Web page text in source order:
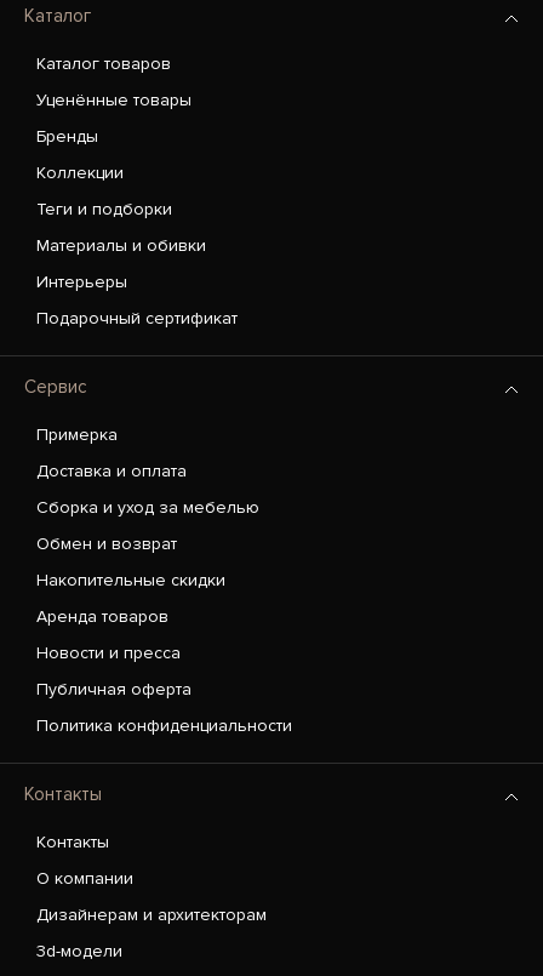
Каталог
Каталог товаров
Уценённые товары
Бренды
Коллекции
Теги и подборки
Материалы и обивки
Интерьеры
Подарочный сертификат
Сервис
Примерка
Доставка и оплата
Сборка и уход за мебелью
Обмен и возврат
Накопительные скидки
Аренда товаров
Новости и пресса
Публичная оферта
Политика конфиденциальности
Контакты
Контакты
О компании
Дизайнерам и архитекторам
3d-модели